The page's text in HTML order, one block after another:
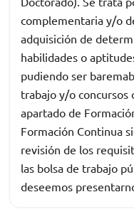
complementaria y/o
adquisición de
habilidades o
pudiendo ser
trabajo y/o
apartado de
Formación Continua
revisión de los
las bolsa de trabajo
deseemos